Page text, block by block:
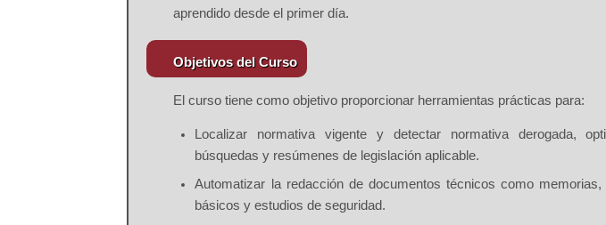
aprendido desde el primer día.
Objetivos del Curso
El curso tiene como objetivo proporcionar herramientas prácticas para:
Localizar normativa vigente y detectar normativa derogada,
búsquedas y resúmenes de legislación aplicable.
Automatizar la redacción de documentos técnicos como memorias,
básicos y estudios de seguridad.